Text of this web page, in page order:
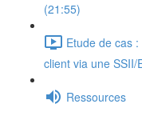
(21:55)
Etude de cas
client via une SSII/
Ressources